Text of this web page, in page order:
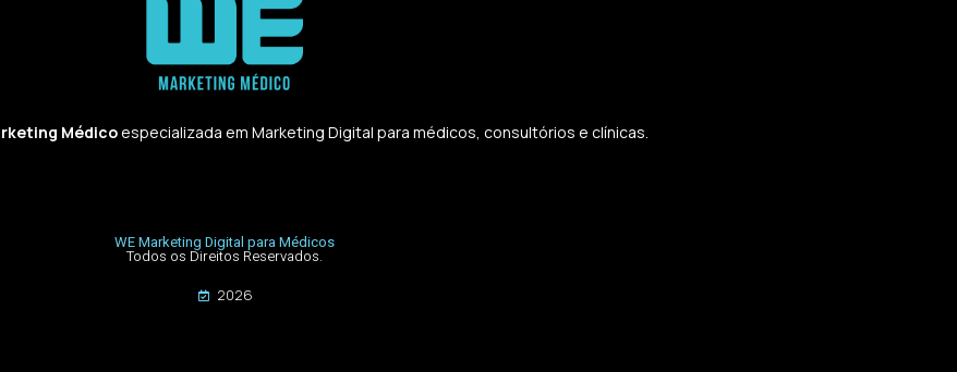
Médicoespecializada em Marketing Digital para médicos, consultórios e clínicas.
WE Marketing Digital para Médicos
Todos os Direitos Reservados.
2026